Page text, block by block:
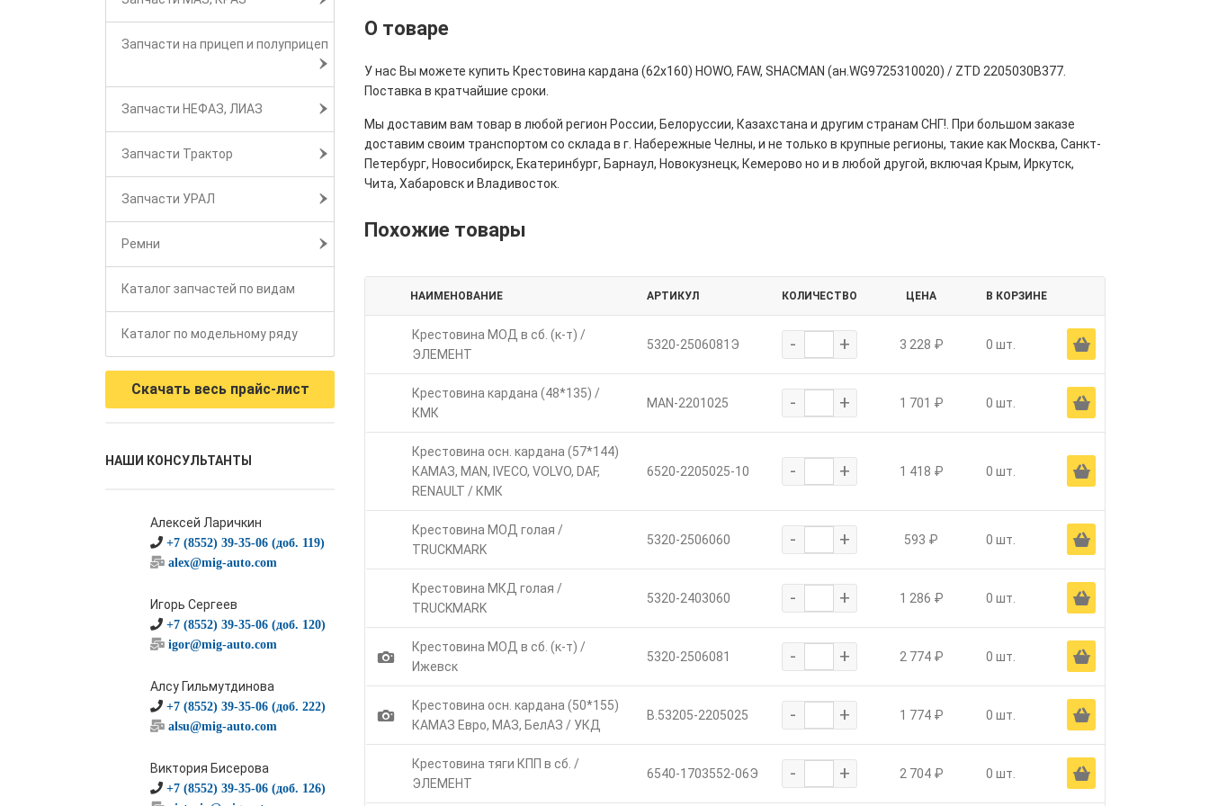
Запчасти на прицеп и полуприцеп
Запчасти НЕФАЗ, ЛИАЗ
Запчасти Трактор
Запчасти УРАЛ
Ремни
Каталог запчастей по видам
Каталог по модельному ряду
Скачать весь прайс-лист
НАШИ КОНСУЛЬТАНТЫ
Алексей Ларичкин
+7 (8552) 39-35-06 (доб. 119)
alex@mig-auto.com
Игорь Сергеев
+7 (8552) 39-35-06 (доб. 120)
igor@mig-auto.com
Алсу Гильмутдинова
+7 (8552) 39-35-06 (доб. 222)
alsu@mig-auto.com
Виктория Бисерова
+7 (8552) 39-35-06 (доб. 126)
О товаре
У нас Вы можете купить Крестовина кардана (62х160) HOWO, FAW, SHACMAN (ан.WG9725310020) / ZTD 2205030B377.
Поставка в кратчайшие сроки.
Мы доставим вам товар в любой регион России, Белоруссии, Казахстана и другим странам СНГ!. При большом заказе
доставим своим транспортом со склада в г. Набережные Челны, и не только в крупные регионы, такие как Москва, Санкт-
Петербург, Новосибирск, Екатеринбург, Барнаул, Новокузнецк, Кемерово но и в любой другой, включая Крым, Иркутск,
Чита, Хабаровск и Владивосток.
Похожие товары
НАИМЕНОВАНИЕ АРТИКУЛ КОЛИЧЕСТВО ЦЕНА В КОРЗИНЕ
Крестовина МОД в сб. (к-т) /
ЭЛЕМЕНТ
5320-2506081Э - + 3 228 ₽ 0 шт. Ä
Крестовина кардана (48*135) /
КМК
MAN-2201025 - + 1 701 ₽ 0 шт. Ä
Крестовина осн. кардана (57*144)
КАМАЗ, МАN, IVECO, VOLVO, DAF,
RENAULT / КМК
6520-2205025-10 - + 1 418 ₽ 0 шт. Ä
Крестовина МОД голая /
TRUCKMARK
5320-2506060 - + 593 ₽ 0 шт. Ä
Крестовина МКД голая /
TRUCKMARK
5320-2403060 - + 1 286 ₽ 0 шт. Ä
1
Крестовина МОД в сб. (к-т) /
Ижевск
5320-2506081 - + 2 774 ₽ 0 шт. Ä
1
Крестовина осн. кардана (50*155)
КАМАЗ Евро, МАЗ, БелАЗ / УКД
В.53205-2205025 - + 1 774 ₽ 0 шт. Ä
Крестовина тяги КПП в сб. /
ЭЛЕМЕНТ
6540-1703552-06Э - + 2 704 ₽ 0 шт. Ä